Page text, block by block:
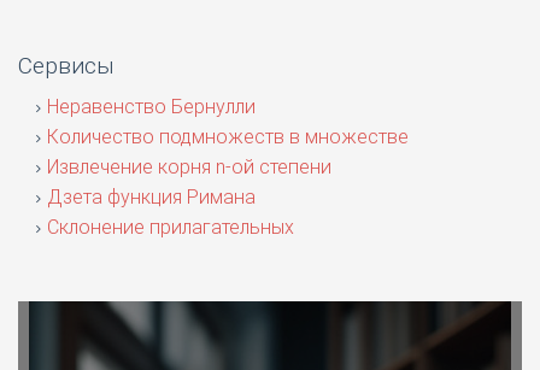
Сервисы
Неравенство Бернулли
Количество подмножеств в множестве
Извлечение корня n-ой степени
Дзета функция Римана
Склонение прилагательных